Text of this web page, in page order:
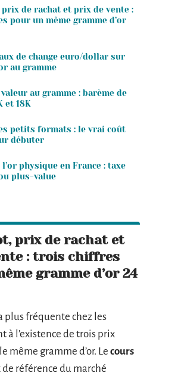
de rachat et prix de vente :
pour un même gramme d’or
de change euro/dollar sur
au gramme
au gramme : barème de
et 18K
petits formats : le vrai coût
débuter
physique en France : taxe
plus-value
prix de rachat et
: trois chiffres
gramme d’or 24
plus fréquente chez les
à l’existence de trois prix
même gramme d’or. Le cours
référence du marché